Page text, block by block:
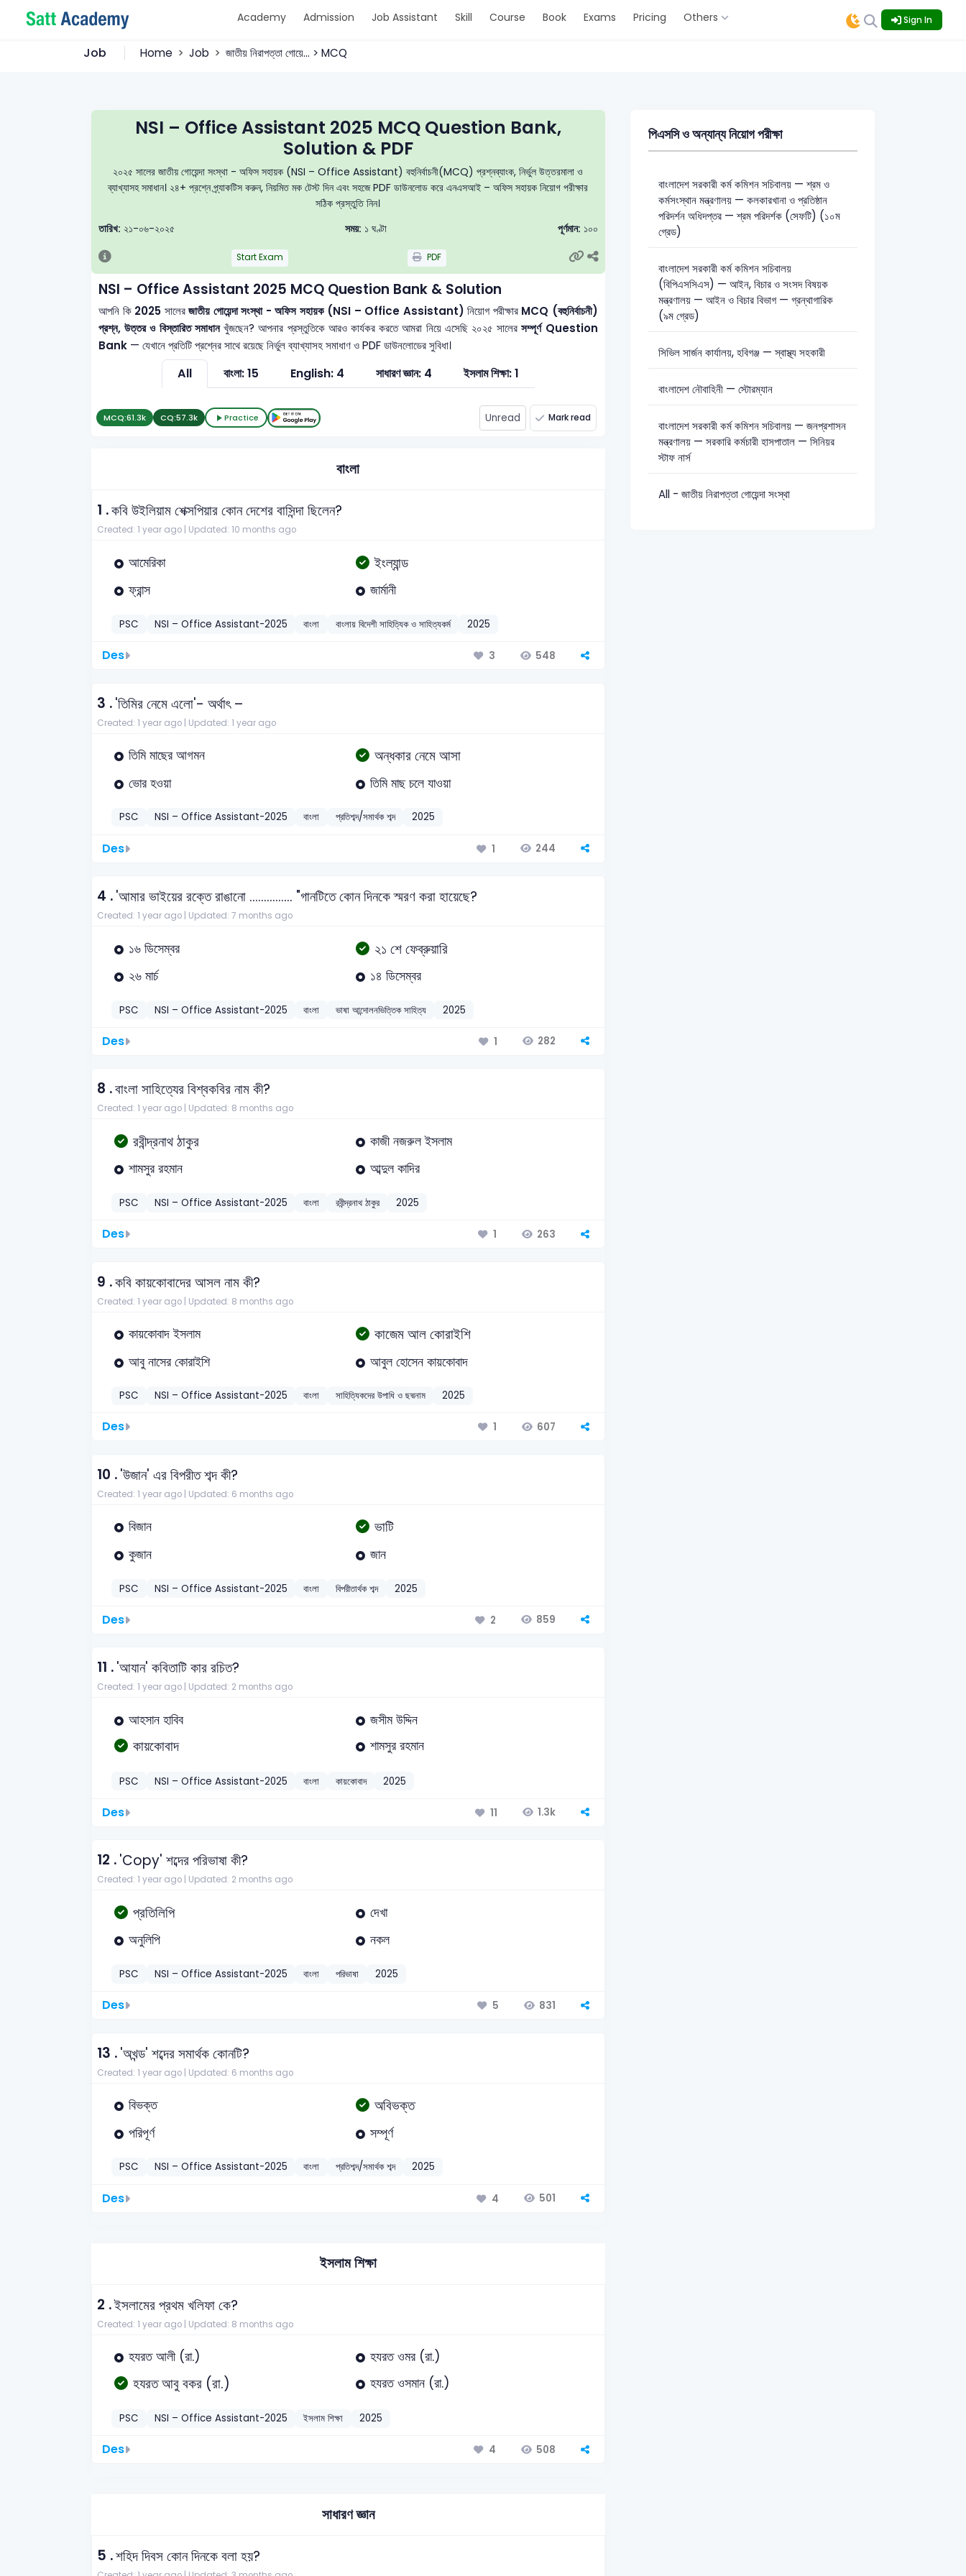
Academy Admission Job Assistant Skill Course Book Exams Pricing Others Sign In
Job Home Job জাতীয় নিরাপত্তা গোয়ে... > MCQ
NSI – Office Assistant 2025 MCQ Question Bank,
Solution & PDF
২০২৫ সালের জাতীয় গোয়েন্দা সংস্থা - অফিস সহায়ক (NSI – Office Assistant) বহুনির্বাচনী(MCQ) প্রশ্নব্যাংক, নির্ভুল উত্তরমালা ও
ব্যাখ্যাসহ সমাধান। ২৪+ প্রশ্নে প্র্যাকটিস করুন, নিয়মিত মক টেস্ট দিন এবং সহজে PDF ডাউনলোড করে এনএসআই – অফিস সহায়ক নিয়োগ পরীক্ষার
সঠিক প্রস্তুতি নিন।
তারিখ: ২১-০৬-২০২৫ সময়: ১ ঘণ্টা পূর্ণমান: ১০০
Start Exam PDF
NSI – Office Assistant 2025 MCQ Question Bank & Solution
আপনি কি 2025 সালেরজাতীয় গোয়েন্দা সংস্থা - অফিস সহায়ক (NSI – Office Assistant)নিয়োগ পরীক্ষার MCQ (বহুনির্বাচনী)
প্রশ্ন, উত্তর ও বিস্তারিত সমাধানখুঁজছেন? আপনার প্রস্তুতিকে আরও কার্যকর করতে আমরা নিয়ে এসেছি ২০২৫ সালেরসম্পূর্ণ Question
Bank — যেখানে প্রতিটি প্রশ্নের সাথে রয়েছে নির্ভুল ব্যাখ্যাসহ সমাধাণ ও PDF ডাউনলোডের সুবিধা।
All বাংলা: 15 English: 4 সাধারণ জ্ঞান: 4 ইসলাম শিক্ষা: 1
MCQ:61.3k CQ:57.3k Practice Unread Mark read
বাংলা
1 .কবি উইলিয়াম শেক্সপিয়ার কোন দেশের বাসিন্দা ছিলেন?
Created: 1 year ago | Updated: 10 months ago
আমেরিকা ইংল্যান্ড
ফ্রান্স জার্মানী
PSC NSI – Office Assistant-2025 বাংলা বাংলায় বিদেশী সাহিত্যিক ও সাহিত্যকর্ম 2025
Des 3 548
3 .'তিমির নেমে এলো'- অর্থাৎ –
Created: 1 year ago | Updated: 1 year ago
তিমি মাছের আগমন অন্ধকার নেমে আসা
ভোর হওয়া তিমি মাছ চলে যাওয়া
PSC NSI – Office Assistant-2025 বাংলা প্রতিশব্দ/সমার্থক শব্দ 2025
Des 1 244
4 .'আমার ভাইয়ের রক্তে রাঙানো …………… "গানটিতে কোন দিনকে স্মরণ করা হায়েছে?
Created: 1 year ago | Updated: 7 months ago
১৬ ডিসেম্বর ২১ শে ফেব্রুয়ারি
২৬ মার্চ ১৪ ডিসেম্বর
PSC NSI – Office Assistant-2025 বাংলা ভাষা আন্দোলনভিত্তিক সাহিত্য 2025
Des 1 282
8 .বাংলা সাহিত্যের বিশ্বকবির নাম কী?
Created: 1 year ago | Updated: 8 months ago
রবীন্দ্রনাথ ঠাকুর
কাজী নজরুল ইসলাম
শামসুর রহমান
আব্দুল কাদির
PSC NSI – Office Assistant-2025 বাংলা রবীন্দ্রনাথ ঠাকুর 2025
Des 1 263
9 .কবি কায়কোবাদের আসল নাম কী?
Created: 1 year ago | Updated: 8 months ago
কায়কোবাদ ইসলাম কাজেম আল কোরাইশি
আবু নাসের কোরাইশি আবুল হোসেন কায়কোবাদ
PSC NSI – Office Assistant-2025 বাংলা সাহিত্যিকদের উপাধি ও ছদ্মনাম 2025
Des 1 607
10 .'উজান' এর বিপরীত শব্দ কী?
Created: 1 year ago | Updated: 6 months ago
বিজান ভাটি
কুজান জান
PSC NSI – Office Assistant-2025 বাংলা বিপরীতার্থক শব্দ 2025
Des 2 859
11 .'আযান' কবিতাটি কার রচিত?
Created: 1 year ago | Updated: 2 months ago
আহসান হাবিব জসীম উদ্দিন
কায়কোবাদ শামসুর রহমান
PSC NSI – Office Assistant-2025 বাংলা কায়কোবাদ 2025
Des 11 1.3k
12 .'Copy' শব্দের পরিভাষা কী?
Created: 1 year ago | Updated: 2 months ago
প্রতিলিপি
দেখা
অনুলিপি
নকল
PSC NSI – Office Assistant-2025 বাংলা পরিভাষা 2025
Des 5 831
13 .'অখন্ড' শব্দের সমার্থক কোনটি?
Created: 1 year ago | Updated: 6 months ago
বিভক্ত অবিভক্ত
পরিপূর্ণ সম্পূর্ণ
PSC NSI – Office Assistant-2025 বাংলা প্রতিশব্দ/সমার্থক শব্দ 2025
Des 4 501
ইসলাম শিক্ষা
2 .ইসলামের প্রথম খলিফা কে?
Created: 1 year ago | Updated: 8 months ago
হযরত আলী (রা.) হযরত ওমর (রা.)
হযরত আবু বকর (রা.) হযরত ওসমান (রা.)
PSC NSI – Office Assistant-2025 ইসলাম শিক্ষা 2025
Des 4 508
সাধারণ জ্ঞান
5 .শহিদ দিবস কোন দিনকে বলা হয়?
পিএসসি ও অন্যান্য নিয়োগ পরীক্ষা
বাংলাদেশ সরকারী কর্ম কমিশন সচিবালয় — শ্রম ও
কর্মসংস্থান মন্ত্রণালয় — কলকারখানা ও প্রতিষ্ঠান
পরিদর্শন অধিদপ্তর — শ্রম পরিদর্শক (সেফটি) (১০ম
গ্রেড)
বাংলাদেশ সরকারী কর্ম কমিশন সচিবালয়
(বিপিএসসিএস) — আইন, বিচার ও সংসদ বিষয়ক
মন্ত্রণালয় — আইন ও বিচার বিভাগ — গ্রন্থাগারিক
(৯ম গ্রেড)
সিভিল সার্জন কার্যালয়, হবিগঞ্জ — স্বাস্থ্য সহকারী
বাংলাদেশ নৌবাহিনী — স্টোরম্যান
বাংলাদেশ সরকারী কর্ম কমিশন সচিবালয় — জনপ্রশাসন
মন্ত্রণালয় — সরকারি কর্মচারী হাসপাতাল — সিনিয়র
স্টাফ নার্স
All - জাতীয় নিরাপত্তা গোয়েন্দা সংস্থা